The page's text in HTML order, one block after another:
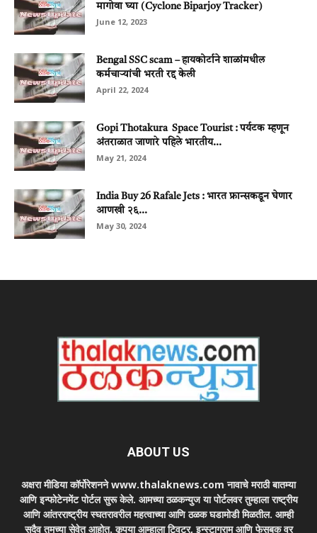
मागोवा घ्या (Cyclone Biparjoy Tracker)
June 12, 2023
Bengal SSC scam – हायकोर्टाने शाळांमधील
कर्मचाऱ्यांची भरती रद्द केली
April 22, 2024
Gopi Thotakura Space Tourist : पर्यटक म्हणून
अंतराळात जाणारे पहिले भारतीय...
May 21, 2024
India Buy 26 Rafale Jets : भारत फ्रान्सकडून घेणार
आणखी २६...
May 30, 2024
ABOUT US
अक्षरा मीडिया कॉर्पोरेशनने www.thalaknews.com नावाचे मराठी बातम्या
आणि इन्फोटेनमेंट पोर्टल सुरू केले. आमच्या ठळकन्युज या पोर्टलवर तुम्हाला राष्ट्रीय
आणि आंतरराष्ट्रीय स्घतरावरील महत्वाच्या आणि ठळक घडामोडी मिळतील. आम्ही
सदैव तुमच्या सेवेत आहोत. कृपया आम्हाला ट्विटर, इन्स्टाग्राम आणि फेसबुक वर